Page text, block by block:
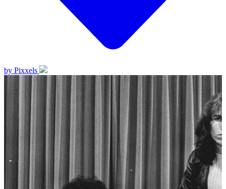
by Pixxels